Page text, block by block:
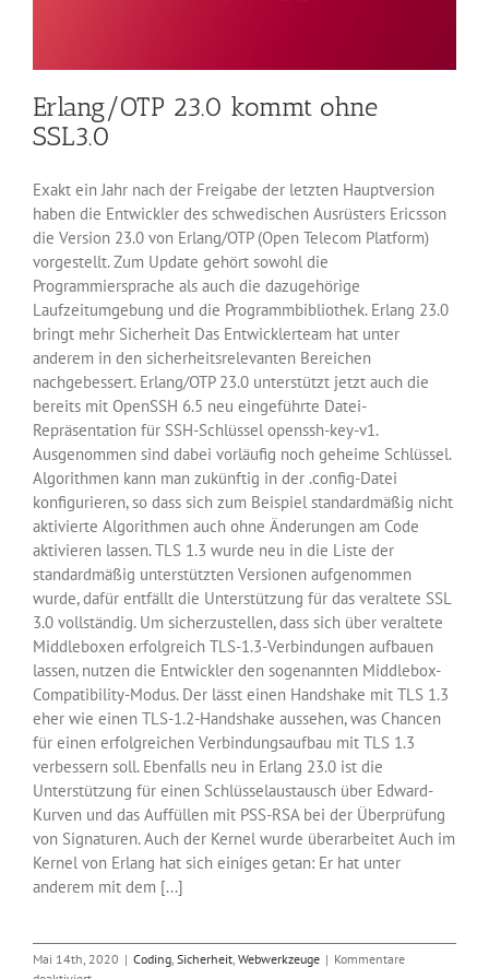
Erlang/OTP 23.0 kommt ohne
SSL3.0
Exakt ein Jahr nach der Freigabe der letzten Hauptversion
haben die Entwickler des schwedischen Ausrüsters Ericsson
die Version 23.0 von Erlang/OTP (Open Telecom Platform)
vorgestellt. Zum Update gehört sowohl die
Programmiersprache als auch die dazugehörige
Laufzeitumgebung und die Programmbibliothek. Erlang 23.0
bringt mehr Sicherheit Das Entwicklerteam hat unter
anderem in den sicherheitsrelevanten Bereichen
nachgebessert. Erlang/OTP 23.0 unterstützt jetzt auch die
bereits mit OpenSSH 6.5 neu eingeführte Datei-
Repräsentation für SSH-Schlüssel openssh-key-v1.
Ausgenommen sind dabei vorläufig noch geheime Schlüssel.
Algorithmen kann man zukünftig in der .config-Datei
konfigurieren, so dass sich zum Beispiel standardmäßig nicht
aktivierte Algorithmen auch ohne Änderungen am Code
aktivieren lassen. TLS 1.3 wurde neu in die Liste der
standardmäßig unterstützten Versionen aufgenommen
wurde, dafür entfällt die Unterstützung für das veraltete SSL
3.0 vollständig. Um sicherzustellen, dass sich über veraltete
Middleboxen erfolgreich TLS-1.3-Verbindungen aufbauen
lassen, nutzen die Entwickler den sogenannten Middlebox-
Compatibility-Modus. Der lässt einen Handshake mit TLS 1.3
eher wie einen TLS-1.2-Handshake aussehen, was Chancen
für einen erfolgreichen Verbindungsaufbau mit TLS 1.3
verbessern soll. Ebenfalls neu in Erlang 23.0 ist die
Unterstützung für einen Schlüsselaustausch über Edward-
Kurven und das Auffüllen mit PSS-RSA bei der Überprüfung
von Signaturen. Auch der Kernel wurde überarbeitet Auch im
Kernel von Erlang hat sich einiges getan: Er hat unter
anderem mit dem [...]
Mai 14th, 2020 | Coding, Sicherheit, Webwerkzeuge | Kommentare